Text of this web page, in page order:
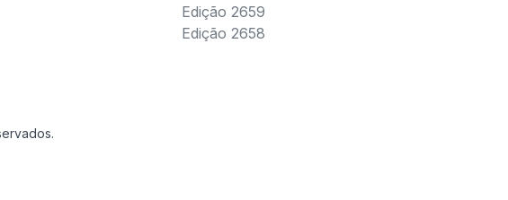
Edição 2659
Edição 2658